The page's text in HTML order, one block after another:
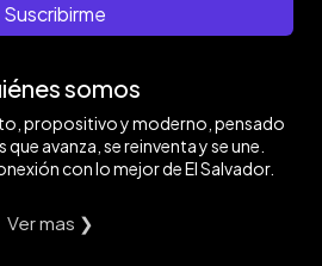
Suscribirme
somos
propositivo y moderno, pensado
que avanza, se reinventa y se une.
con lo mejor de El Salvador.
Ver mas ❯